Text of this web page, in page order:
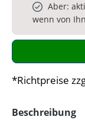
Aber:
wenn von
*Richtpreise
Beschreibung